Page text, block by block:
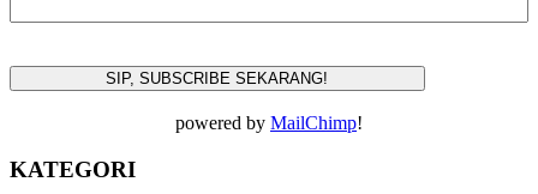
powered by MailChimp!
KATEGORI